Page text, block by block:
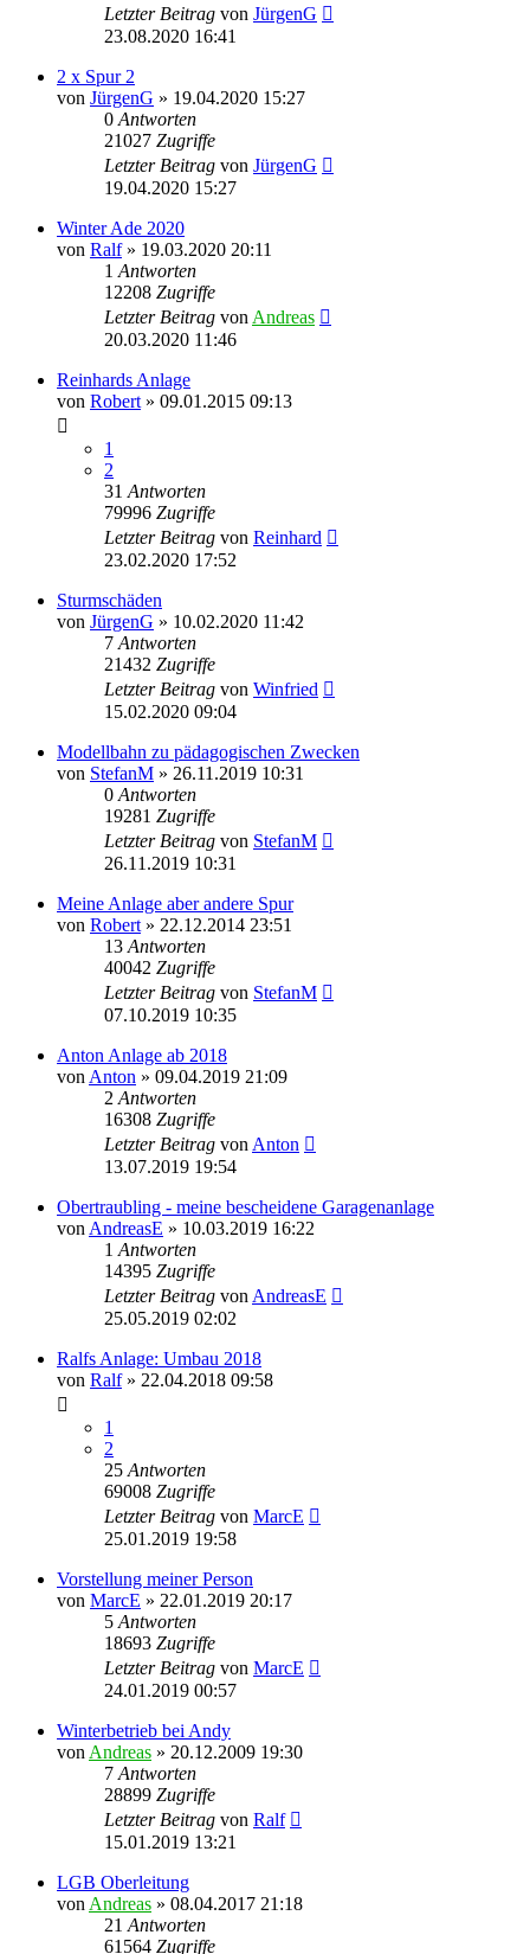
Letzter Beitrag von JürgenG
23.08.2020 16:41
2 x Spur 2
von JürgenG » 19.04.2020 15:27
0 Antworten
21027 Zugriffe
Letzter Beitrag von JürgenG
19.04.2020 15:27
Winter Ade 2020
von Ralf» 19.03.2020 20:11
1 Antworten
12208 Zugriffe
Letzter Beitrag von Andreas
20.03.2020 11:46
Reinhards Anlage
von Robert » 09.01.2015 09:13
1
2
31 Antworten
79996 Zugriffe
Letzter Beitrag von Reinhard
23.02.2020 17:52
Sturmschäden
von JürgenG » 10.02.2020 11:42
7 Antworten
21432 Zugriffe
Letzter Beitrag von Winfried
15.02.2020 09:04
Modellbahn zu pädagogischen Zwecken
von StefanM » 26.11.2019 10:31
0 Antworten
19281 Zugriffe
Letzter Beitrag von StefanM
26.11.2019 10:31
Meine Anlage aber andere Spur
von Robert » 22.12.2014 23:51
13 Antworten
40042 Zugriffe
Letzter Beitrag von StefanM
07.10.2019 10:35
Anton Anlage ab 2018
von Anton » 09.04.2019 21:09
2 Antworten
16308 Zugriffe
Letzter Beitrag von Anton
13.07.2019 19:54
Obertraubling - meine bescheidene Garagenanlage
von AndreasE » 10.03.2019 16:22
1 Antworten
14395 Zugriffe
Letzter Beitrag von AndreasE
25.05.2019 02:02
Ralfs Anlage: Umbau 2018
von Ralf» 22.04.2018 09:58
1
2
25 Antworten
69008 Zugriffe
Letzter Beitrag von MarcE
25.01.2019 19:58
Vorstellung meiner Person
von MarcE » 22.01.2019 20:17
5 Antworten
18693 Zugriffe
Letzter Beitrag von MarcE
24.01.2019 00:57
Winterbetrieb bei Andy
von Andreas » 20.12.2009 19:30
7 Antworten
28899 Zugriffe
Letzter Beitrag von Ralf
15.01.2019 13:21
LGB Oberleitung
von Andreas » 08.04.2017 21:18
21 Antworten
61564 Zugriffe